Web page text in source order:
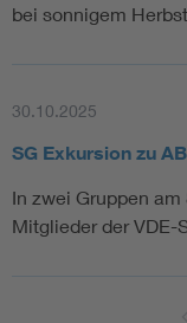
bei sonnigem
30.10.2025
SG Exkursion zu
In zwei Gruppen
Mitglieder der